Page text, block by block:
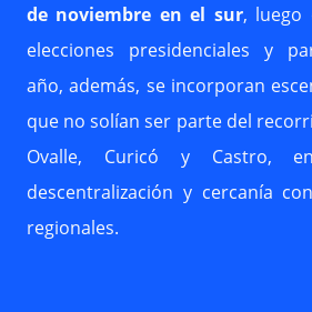
de noviembre en el sur, luego
elecciones presidenciales y
año, además, se incorporan
que no solían ser parte del
Ovalle, Curicó y Castro,
descentralización y cercanía
regionales.